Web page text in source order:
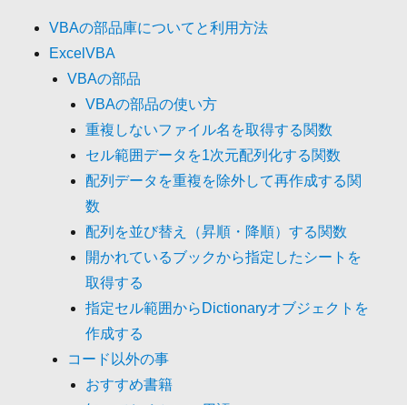
VBAの部品庫についてと利用方法
ExcelVBA
VBAの部品
VBAの部品の使い方
重複しないファイル名を取得する関数
セル範囲データを1次元配列化する関数
配列データを重複を除外して再作成する関
数
配列を並び替え（昇順・降順）する関数
開かれているブックから指定したシートを
取得する
指定セル範囲からDictionaryオブジェクトを
作成する
コード以外の事
おすすめ書籍